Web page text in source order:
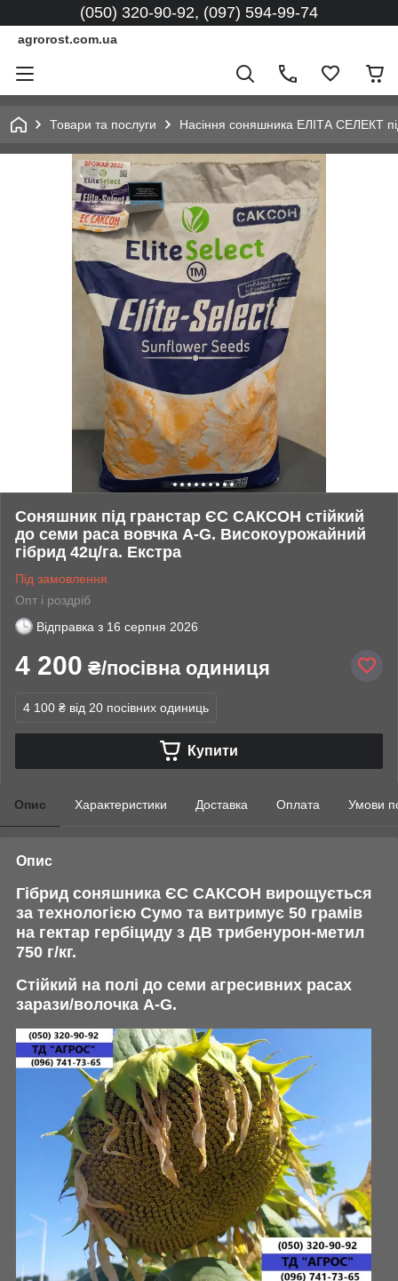
(050) 320-90-92, (097) 594-99-74
agrorost.com.ua
Товари та послуги Насіння соняшника ЕЛІТА СЕЛЕКТ
Соняшник під гранстар ЄС САКСОН стійкий
до семи раса вовчка A-G. Високоурожайний
гібрид 42ц/га. Екстра
Під замовлення
Опт і роздріб
Відправка з 16 серпня 2026
4 200 ₴/посівна одиниця
4 100 ₴ від 20 посівних одиниць
Купити
Опис Характеристики Доставка Оплата Умови
Опис
Гібрид соняшника ЄС САКСОН вирощується
за технологією Сумо та витримує 50 грамів
на гектар гербіциду з ДВ трибенурон-метил
750 г/кг.
Стійкий на полі до семи агресивних расах
зарази/волочка A-G.